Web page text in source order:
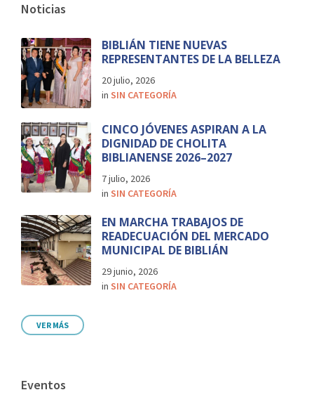
Noticias
BIBLIÁN TIENE NUEVAS
REPRESENTANTES DE LA BELLEZA
20 julio, 2026
in SIN CATEGORÍA
CINCO JÓVENES ASPIRAN A LA
DIGNIDAD DE CHOLITA
BIBLIANENSE 2026–2027
7 julio, 2026
in SIN CATEGORÍA
EN MARCHA TRABAJOS DE
READECUACIÓN DEL MERCADO
MUNICIPAL DE BIBLIÁN
29 junio, 2026
in SIN CATEGORÍA
VER MÁS
Eventos